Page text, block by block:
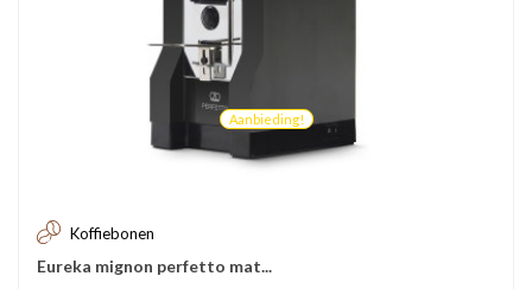
Aanbieding!
Koffiebonen
Eureka mignon perfetto mat...